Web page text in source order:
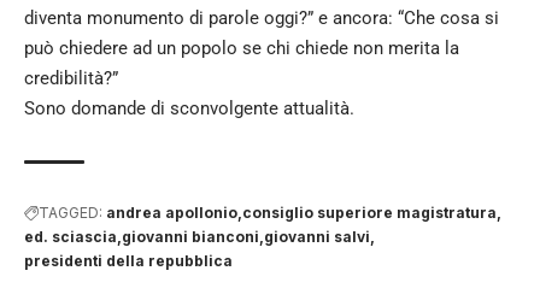
diventa monumento di parole oggi?” e ancora: “Che cosa si
può chiedere ad un popolo se chi chiede non merita la
credibilità?”
Sono domande di sconvolgente attualità.
TAGGED: andrea apollonio consiglio superiore magistratura
ed. sciascia giovanni bianconi giovanni salvi
presidenti della repubblica